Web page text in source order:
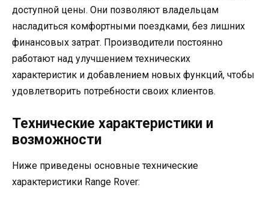
доступной цены. Они позволяют владельцам
насладиться комфортными поездками, без лишних
финансовых затрат. Производители постоянно
работают над улучшением технических
характеристик и добавлением новых функций, чтобы
удовлетворить потребности своих клиентов.
Технические характеристики и
возможности
Ниже приведены основные технические
характеристики Range Rover: